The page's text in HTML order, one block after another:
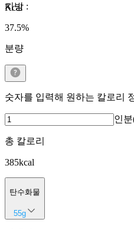
Kcal
지방 :
37.5%
분량
숫자를 입력해 원하는 칼로리
인
총 칼로리
385kcal
탄수화물
55g